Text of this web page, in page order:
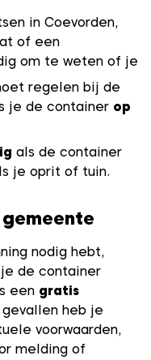
in Coevorden,
of een
om te weten of je
regelen bij de
je de container op
als de container
je oprit of tuin.
nodig hebt,
de container
een gratis
heb je
voorwaarden,
melding of